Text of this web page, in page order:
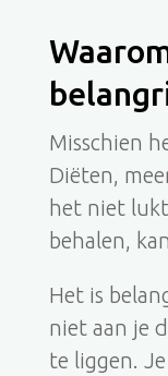
Misschien
Diëten,
het niet
behalen,
Het is
niet aan je
te liggen.